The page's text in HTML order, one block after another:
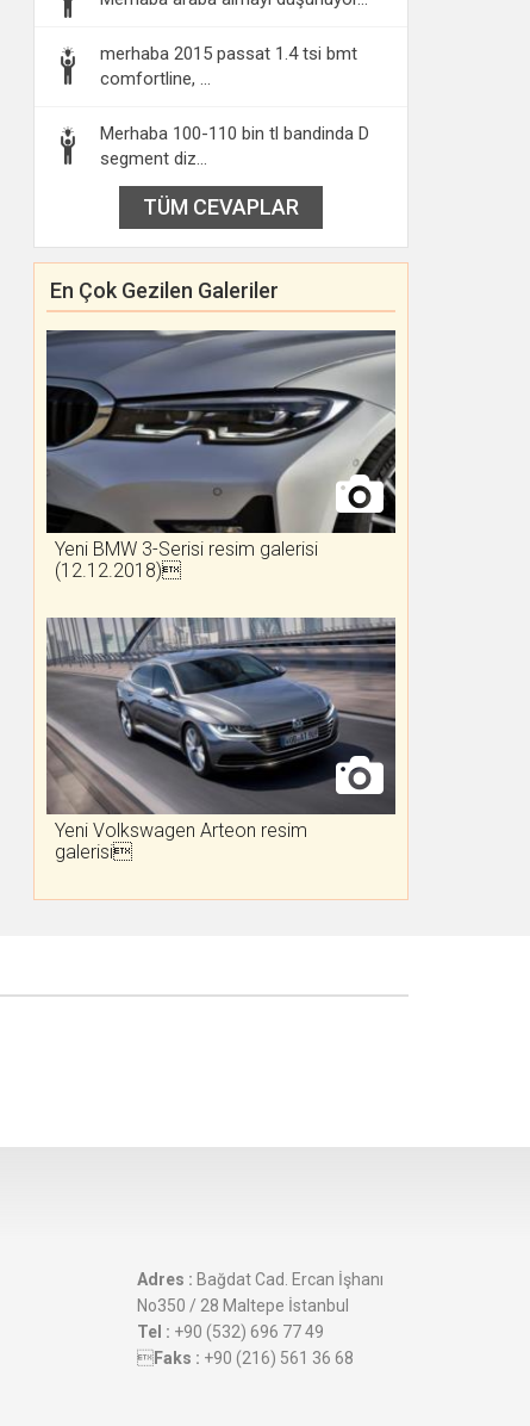
merhaba 2015 passat 1.4 tsi bmt
comfortline, ...
Merhaba 100-110 bin tl bandinda D
segment diz...
TÜM CEVAPLAR
En Çok Gezilen Galeriler
Yeni BMW 3-Serisi resim galerisi
(12.12.2018)
Yeni Volkswagen Arteon resim
galerisi
Adres : Bağdat Cad. Ercan İşhanı
No350 / 28 Maltepe İstanbul
Tel : +90 (532) 696 77 49
Faks : +90 (216) 561 36 68